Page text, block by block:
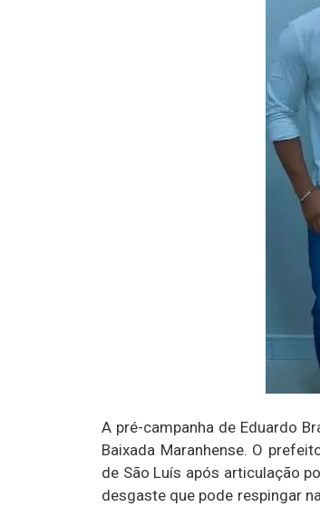
A pré-campanha de Eduardo
Baixada Maranhense. O
de São Luís após articulação
desgaste que pode respingar